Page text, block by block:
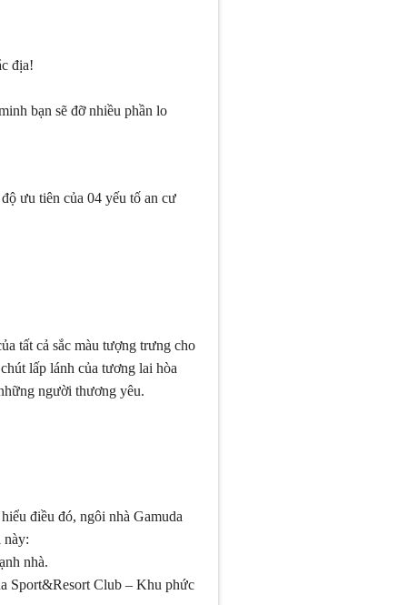
địa!
bạn sẽ đỡ nhiều phần lo
ưu tiên của 04 yếu tố an cư
tất cả sắc màu tượng trưng cho
lấp lánh của tương lai hòa
người thương yêu.
điều đó, ngôi nhà Gamuda
này:
nhà.
Sport&Resort Club – Khu phức